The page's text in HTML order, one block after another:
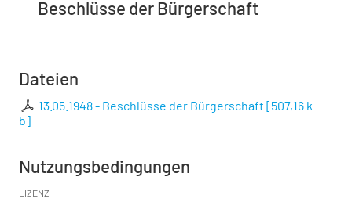
Beschlüsse der Bürgerschaft
Dateien
13.05.1948 - Beschlüsse der Bürgerschaft [507,16 k
b]
Nutzungsbedingungen
LIZENZ